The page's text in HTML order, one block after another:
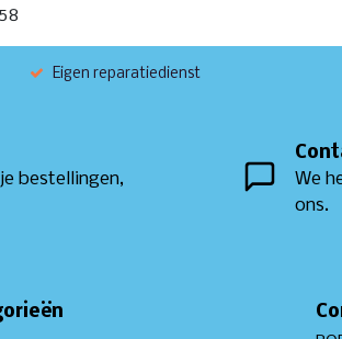
Eigen reparatiedienst
bestellingen,
We
ons.